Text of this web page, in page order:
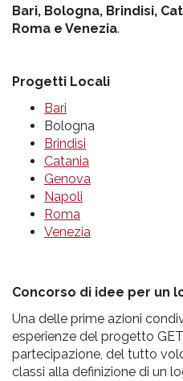
Bari, Bologna, Brindisi,
Roma e Venezia.
Progetti Locali
Bari
Bologna
Brindisi
Catania
Genova
Napoli
Roma
Venezia
Concorso di idee per un
Una delle prime azioni
esperienze del progetto
partecipazione, del tutto
classi alla definizione di un